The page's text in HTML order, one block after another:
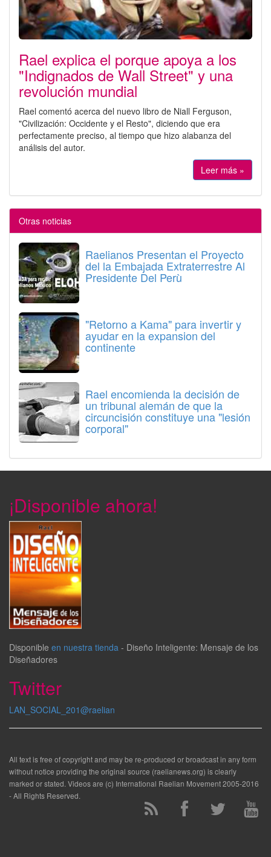
Rael explica el porque apoya a los
"Indignados de Wall Street" y una
revolución mundial
Rael comentó acerca del nuevo libro de Niall Ferguson,
"Civilización: Occidente y el Resto", diciendo que era
perfectamente preciso, al tiempo que hizo alabanza del
análisis del autor.
Leer más »
Otras noticias
Raelianos Presentan el Proyecto
del la Embajada Extraterrestre Al
Presidente Del Perù
"Retorno a Kama" para invertir y
ayudar en la expansion del
continente
Rael encomienda la decisión de
un tribunal alemán de que la
circuncisión constituye una "lesión
corporal"
¡Disponible ahora!
Disponible en nuestra tienda - Diseño Inteligente: Mensaje de los
Diseñadores
Twitter
LAN_SOCIAL_201@raelian
All text is free of copyright and may be re-produced or broadcast in any form
without notice providing the original source (raelianews.org) is clearly
marked or stated. Videos are (c) International Raelian Movement 2005-2016
- All Rights Reserved.